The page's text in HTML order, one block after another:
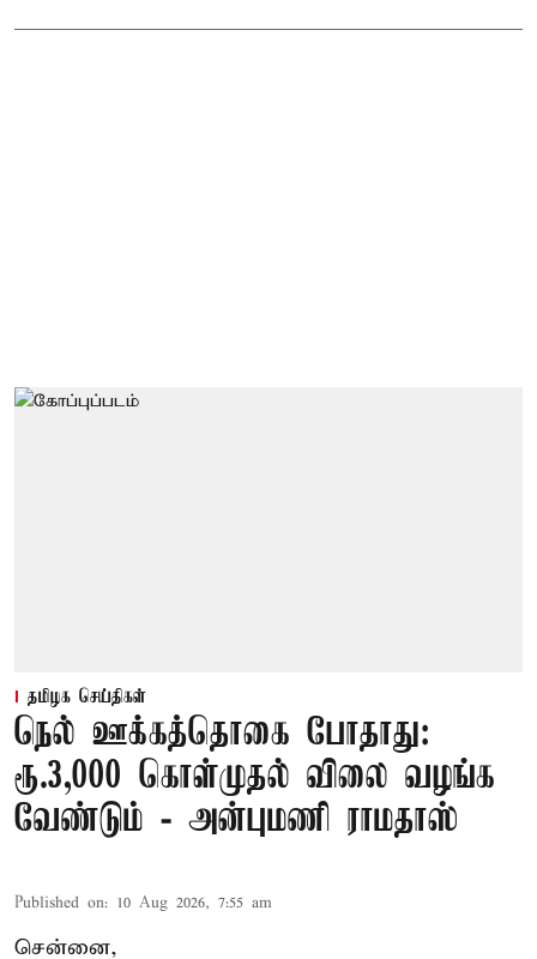
தமிழக செய்திகள்
நெல் ஊக்கத்தொகை போதாது:
ரூ.3,000 கொள்முதல் விலை வழங்க
வேண்டும் - அன்புமணி ராமதாஸ்
Published on: 10 Aug 2026, 7:55 am
சென்னை,